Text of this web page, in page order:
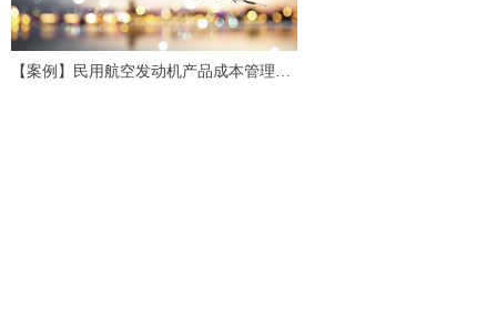
【案例】民用航空发动机产品成本管理应